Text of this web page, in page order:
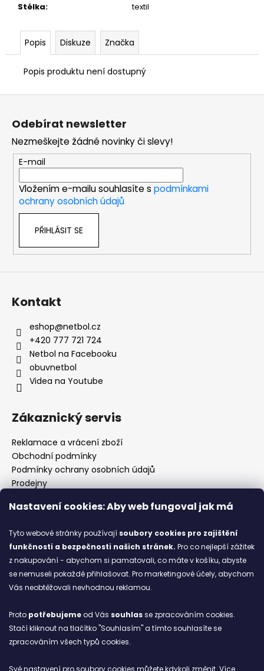
Nastavení cookies: Aby web fungoval jak má
Tyto webové stránky používají soubory cookies pro zajištění
funkčnosti a bezpečnosti našich stránek. Pro co nejlepší zážitek
z nakupování - abychom si pamatovali, co máte v košíku, abyste
se nemuseli pokaždé přihlašovat. Pro marketingové účely, abychom
Vás neobtěžovali nevhodnou reklamou.
Proto potřebujemeod Vás souhlasse zpracováním cookies.
Stačí kliknout na tlačítko "Souhlasím" a tímto souhlasíte se
zpracováním všech typů cookies.
Své nastavení pro soubory cookies můžete kdykoli změnit. Více
Stélka: textil
Popis Diskuze Značka
Popis produktu není dostupný
Z
Odebírat newsletter
Nezmeškejte žádné novinky či slevy!
E-mail
Vložením e-mailu souhlasíte s podmínkami
ochrany osobních údajů
PŘIHLÁSIT SE
Kontakt
eshop@netbol.cz
+420 777 721 724
Netbol na Facebooku
obuvnetbol
Videa na Youtube
Zákaznický servis
Reklamace a vrácení zboží
Obchodní podmínky
Podmínky ochrany osobních údajů
Prodejny
Značky
Blog
Ze starých bot staronové
ARCHIV